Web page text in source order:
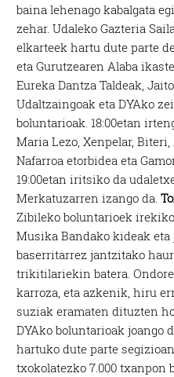
baina lehenago kabalgata
zehar. Udaleko Gazteria
elkarteek hartu dute parte
eta Gurutzearen Alaba
Eureka Dantza Taldeak,
Udaltzaingoak eta DYAko
boluntarioak. 18:00etan
Maria Lezo, Xenpelar,
Nafarroa etorbidea eta
19:00etan iritsiko da
Merkatuzarren izango da.
Zibileko boluntarioek
Musika Bandako kideak eta
baserritarrez jantzitako
trikitilariekin batera.
karroza, eta azkenik, hiru
suziak eramaten dituzten
DYAko boluntarioak joango
hartuko dute parte
txokolatezko 7.000 txanpon